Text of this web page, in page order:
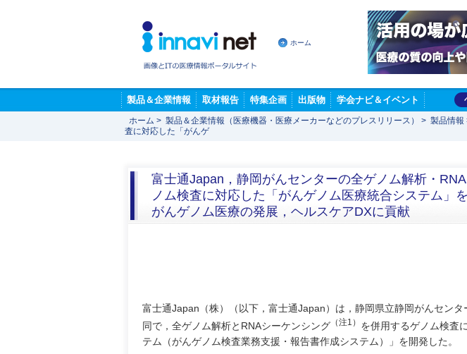
ホーム
製品＆企業情報 取材報告 特集企画 出版物 学会ナビ＆イベント
ホーム > 製品＆企業情報（医療機器・医療メーカーなどのプレスリリース） > 製品情報
査に対応した「がんゲ
富士通Japan，静岡がんセンターの全ゲノム解析・
ノム検査に対応した「がんゲノム医療統合システム」
がんゲノム医療の発展，ヘルスケアDXに貢献
富士通Japan（株）（以下，富士通Japan）は，静岡県立静岡がんセン
同で，全ゲノム解析とRNAシーケンシング （注1） を併用するゲノム検査
テム（がんゲノム検査業務支援・報告書作成システム）」を開発した。